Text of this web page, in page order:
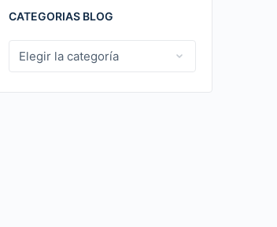
CATEGORIAS BLOG
CATEGORIAS
BLOG